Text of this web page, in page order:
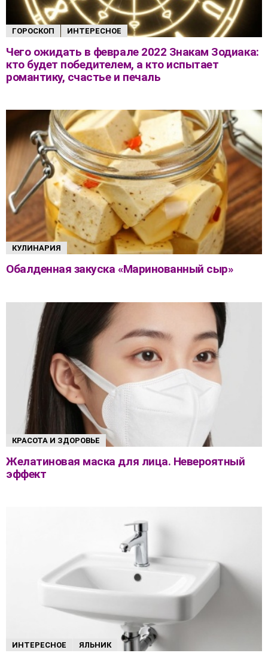
ГОРОСКОП ИНТЕРЕСНОЕ
Чего ожидать в феврале 2022 Знакам Зодиака:
кто будет победителем, а кто испытает
романтику, счастье и печаль
КУЛИНАРИЯ
Обалденная закуска «Маринованный сыр»
КРАСОТА И ЗДОРОВЬЕ
Желатиновая маска для лица. Невероятный
эффект
ИНТЕРЕСНОЕ ЯЛЬНИК